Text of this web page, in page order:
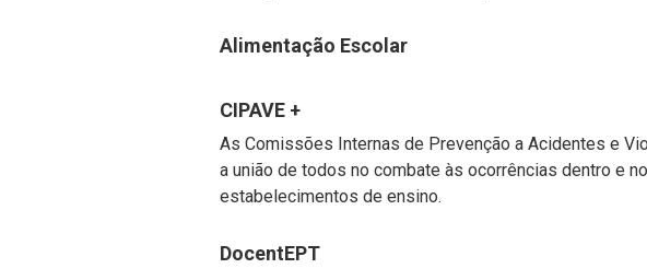
Alimentação Escolar
CIPAVE +
As Comissões Internas de Prevenção a Acidentes e
a união de todos no combate às ocorrências dentro e
estabelecimentos de ensino.
DocentEPT